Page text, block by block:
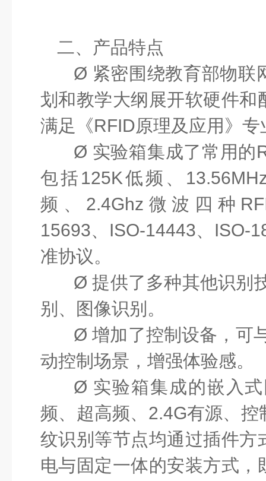
二、 产品特点
Ø 紧密围绕教育部物联
划和教学大纲展开软硬件和
满足《RFID原理及应用》
Ø 实验箱集成了常用的
包括125K低频、
频、2.4Ghz微波四种
15693、ISO-14443、ISO-
准协议。
Ø提供了多种其他识别
别、图像识别。
Ø增加了控制设备，可
动控制场景，增强体验感。
Ø 实验箱集成的嵌入
频、超高频、2.4G有源、
纹识别等节点均通过插件方
电与固定一体的安装方式，